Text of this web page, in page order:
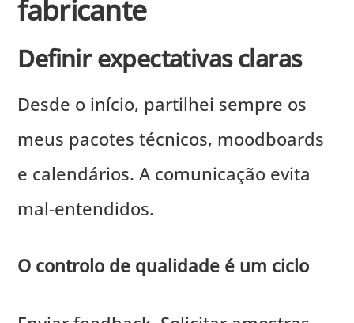
fabricante
Definir expectativas claras
Desde o início, partilhei sempre os
meus pacotes técnicos, moodboards
e calendários. A comunicação evita
mal-entendidos.
O controlo de qualidade é um ciclo